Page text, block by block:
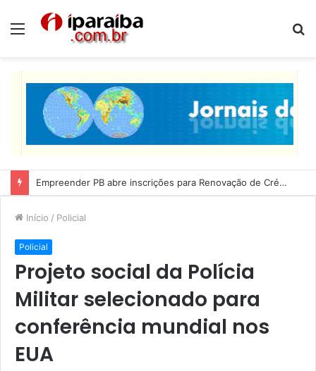
Menu
Lucas Ribeiro inspeciona obras da última etapa do Centro de Convenções
Início / Policial
Policial
Projeto social da Polícia
Militar selecionado para
conferência mundial nos
EUA